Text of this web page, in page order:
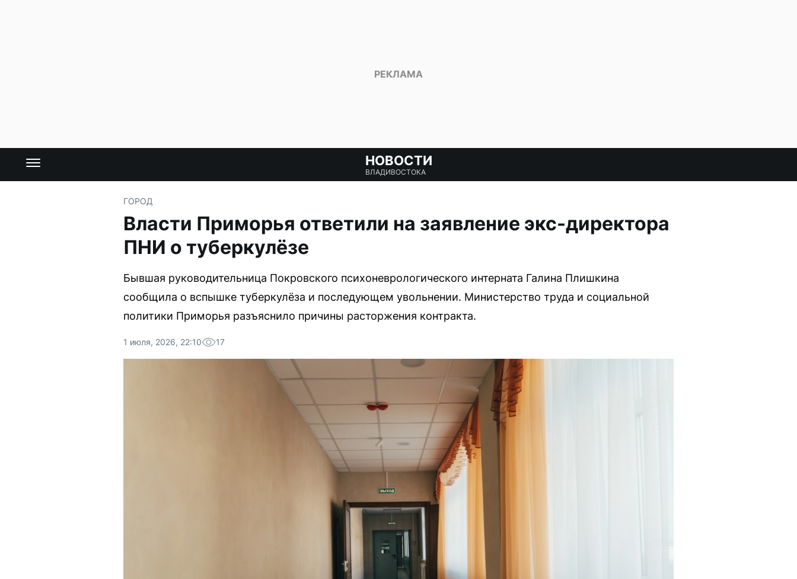
НОВОСТИ
ВЛАДИВОСТОКА
ГОРОД
Власти Приморья ответили на заявление экс-директора
ПНИ о туберкулёзе
Бывшая руководительница Покровского психоневрологического интерната Галина Плишкина
сообщила о вспышке туберкулёза и последующем увольнении. Министерство труда и социальной
политики Приморья разъяснило причины расторжения контракта.
1 июля, 2026, 22:10 17